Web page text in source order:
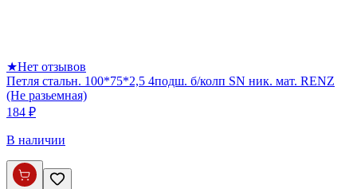
★Нет отзывов
Петля стальн. 100*75*2,5 4подш. б/колп SN ник. мат. RENZ
(Не разьемная)
184 ₽
В наличии